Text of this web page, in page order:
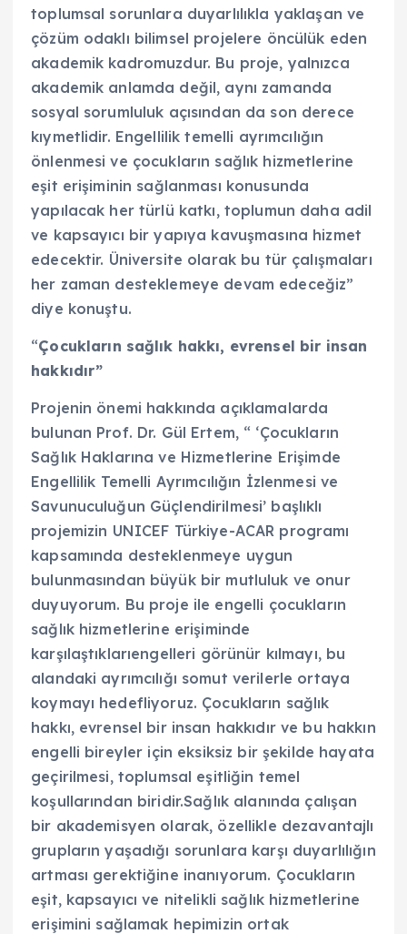
toplumsal sorunlara duyarlılıkla yaklaşan ve
çözüm odaklı bilimsel projelere öncülük eden
akademik kadromuzdur. Bu proje, yalnızca
akademik anlamda değil, aynı zamanda
sosyal sorumluluk açısından da son derece
kıymetlidir. Engellilik temelli ayrımcılığın
önlenmesi ve çocukların sağlık hizmetlerine
eşit erişiminin sağlanması konusunda
yapılacak her türlü katkı, toplumun daha adil
ve kapsayıcı bir yapıya kavuşmasına hizmet
edecektir. Üniversite olarak bu tür çalışmaları
her zaman desteklemeye devam edeceğiz”
diye konuştu.
“Çocukların sağlık hakkı, evrensel bir insan
hakkıdır”
Projenin önemi hakkında açıklamalarda
bulunan Prof. Dr. Gül Ertem, “ ‘Çocukların
Sağlık Haklarına ve Hizmetlerine Erişimde
Engellilik Temelli Ayrımcılığın İzlenmesi ve
Savunuculuğun Güçlendirilmesi’ başlıklı
projemizin UNICEF Türkiye-ACAR programı
kapsamında desteklenmeye uygun
bulunmasından büyük bir mutluluk ve onur
duyuyorum. Bu proje ile engelli çocukların
sağlık hizmetlerine erişiminde
karşılaştıklarıengelleri görünür kılmayı, bu
alandaki ayrımcılığı somut verilerle ortaya
koymayı hedefliyoruz. Çocukların sağlık
hakkı, evrensel bir insan hakkıdır ve bu hakkın
engelli bireyler için eksiksiz bir şekilde hayata
geçirilmesi, toplumsal eşitliğin temel
koşullarından biridir.Sağlık alanında çalışan
bir akademisyen olarak, özellikle dezavantajlı
grupların yaşadığı sorunlara karşı duyarlılığın
artması gerektiğine inanıyorum. Çocukların
eşit, kapsayıcı ve nitelikli sağlık hizmetlerine
erişimini sağlamak hepimizin ortak